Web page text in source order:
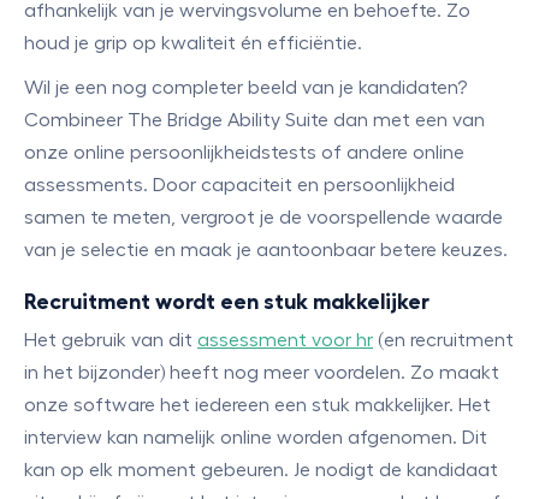
afhankelijk van je wervingsvolume en behoefte. Zo
houd je grip op kwaliteit én efficiëntie.
Wil je een nog completer beeld van je kandidaten?
Combineer The Bridge Ability Suite dan met een van
onze online persoonlijkheidstests of andere online
assessments. Door capaciteit en persoonlijkheid
samen te meten, vergroot je de voorspellende waarde
van je selectie en maak je aantoonbaar betere keuzes.
Recruitment wordt een stuk makkelijker
Het gebruik van dit assessment voor hr (en recruitment
in het bijzonder) heeft nog meer voordelen. Zo maakt
onze software het iedereen een stuk makkelijker. Het
interview kan namelijk online worden afgenomen. Dit
kan op elk moment gebeuren. Je nodigt de kandidaat